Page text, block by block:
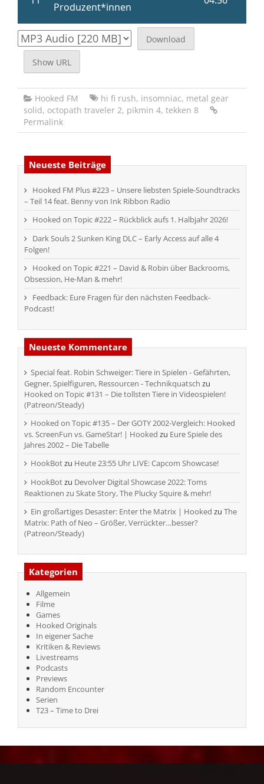
Download
Show URL
Hooked FM hi fi rush, insomniac, metal gear
solid, octopath traveler 2, pikmin 4, tekken 8
Permalink
Neueste Beiträge
Hooked FM Plus #223 – Unsere liebsten Spiele-Soundtracks
– Teil 14 feat. Benny von Ink Ribbon Radio
Hooked on Topic #222 – Rückblick aufs 1. Halbjahr 2026!
Dark Souls 2 Sunken King DLC – Early Access auf alle 4
Folgen!
Hooked on Topic #221 – David & Robin über Backrooms,
Obsession, He-Man & mehr!
Feedback: Eure Fragen für den nächsten Feedback-
Podcast!
Neueste Kommentare
Special feat. Robin Schweiger: Tiere in Spielen - Gefährten,
Gegner, Spielfiguren, Ressourcen - Technikquatsch zu
Hooked on Topic #131 – Die tollsten Tiere in Videospielen!
(Patreon/Steady)
Hooked on Topic #135 – Der GOTY 2002-Vergleich: Hooked
vs. ScreenFun vs. GameStar! | Hooked zu Eure Spiele des
Jahres 2002 – Die Tabelle
HookBotzu Heute 23:55 Uhr LIVE: Capcom Showcase!
HookBotzu Devolver Digital Showcase 2022: Toms
Reaktionen zu Skate Story, The Plucky Squire & mehr!
Ein großartiges Desaster: Enter the Matrix | Hooked zu The
Matrix: Path of Neo – Größer, Verrückter…besser?
(Patreon/Steady)
Kategorien
Allgemein
Filme
Games
Hooked Originals
In eigener Sache
Kritiken & Reviews
Livestreams
Podcasts
Previews
Random Encounter
Serien
T23 – Time to Drei